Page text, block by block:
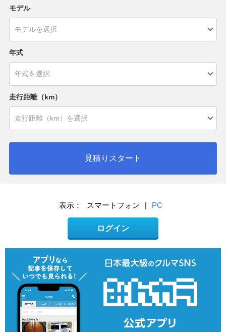
モデル
年式
走行距離（km）
見積りスタート
表示： スマートフォン | PC
ログイン